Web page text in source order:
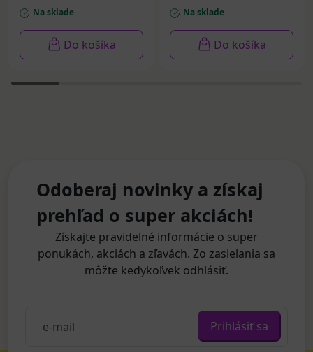
Na sklade
Do košíka
Na sklade
Do košíka
Odoberaj novinky a získaj
prehľad o super akciách!
Získajte pravidelné informácie o super
ponukách, akciách a zľavách. Zo zasielania sa
môžte kedykoľvek odhlásiť.
Prihlásiť sa